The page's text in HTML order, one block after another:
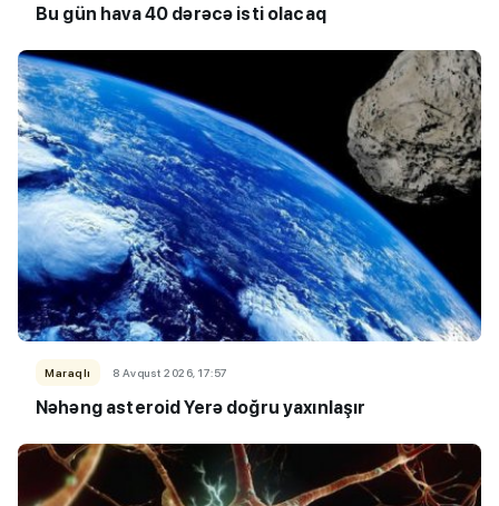
Bu gün hava 40 dərəcə isti olacaq
Maraqlı 8 Avqust 2026, 17:57
Nəhəng asteroid Yerə doğru yaxınlaşır